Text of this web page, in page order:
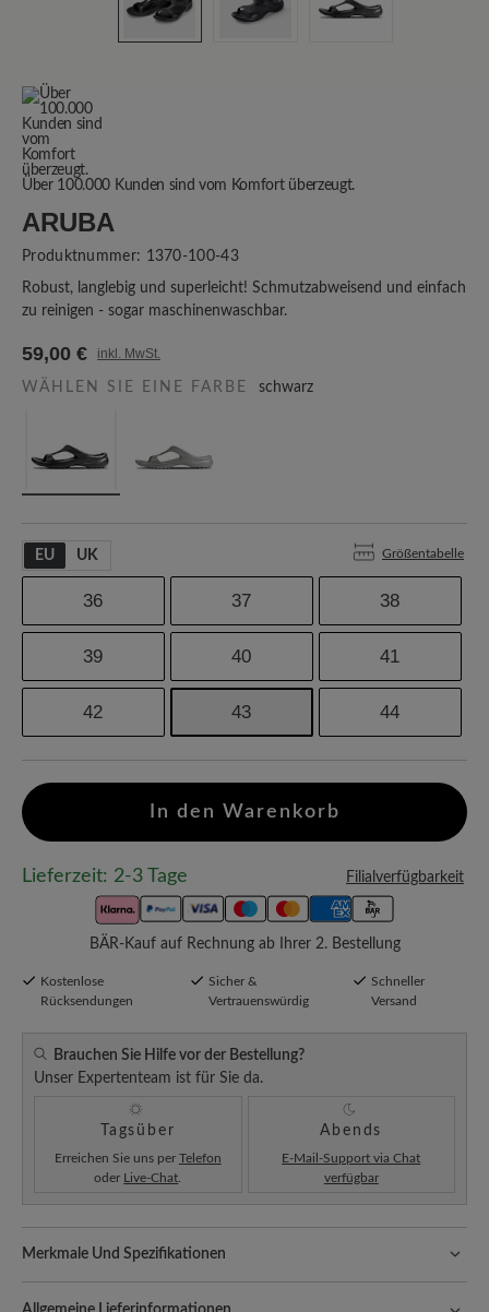
Über 100.000 Kunden sind vom Komfort überzeugt.
ARUBA
Produktnummer: 1370-100-43
Robust, langlebig und superleicht! Schmutzabweisend und einfach
zu reinigen - sogar maschinenwaschbar.
59,00 € inkl. MwSt.
WÄHLEN SIE EINE FARBE schwarz
EU UK Größentabelle
36 37 38
39 40 41
42 43 44
In den Warenkorb
Lieferzeit: 2-3 Tage Filialverfügbarkeit
BÄR-Kauf auf Rechnung ab Ihrer 2. Bestellung
Kostenlose
Rücksendungen
Sicher &
Vertrauenswürdig
Schneller
Versand
Brauchen Sie Hilfe vor der Bestellung?
Unser Expertenteam ist für Sie da.
Tagsüber
Erreichen Sie uns per Telefon
oder Live-Chat
Abends
E-Mail-Support via Chat
verfügbar
Merkmale Und Spezifikationen
Natürlich geformte Schuhe, handgefertigt hergestellt.